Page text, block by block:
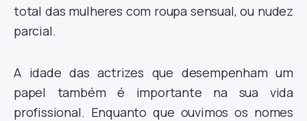
total das mulheres com roupa sensual, ou nudez
parcial.
A idade das actrizes que desempenham um
papel também é importante na sua vida
profissional. Enquanto que ouvimos os nomes